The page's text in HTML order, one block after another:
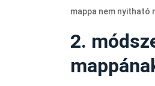
mappa nem nyitható
2.